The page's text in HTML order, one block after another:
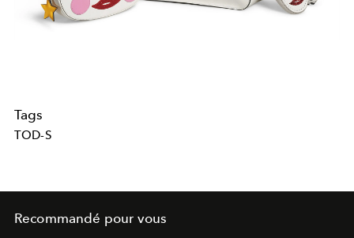
Tags
TOD-S
Recommandé pour vous